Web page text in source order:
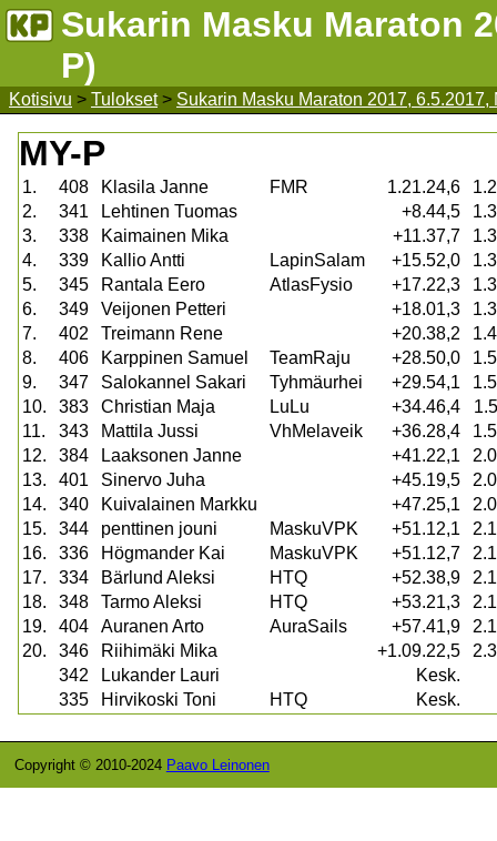
Sukarin Masku Maraton
P)
Kotisivu > Tulokset> Sukarin Masku Maraton 2017, 6.5.2017,
MY-P
1. 408 Klasila Janne FMR 1.21.24,6
2.
341 Lehtinen Tuomas +8.44,5
3.
338 Kaimainen Mika +11.37,7
4.
339 Kallio Antti LapinSalam +15.52,0
5.
345 Rantala Eero AtlasFysio +17.22,3
6.
349 Veijonen Petteri +18.01,3
7.
402 Treimann Rene +20.38,2
8.
406 Karppinen Samuel TeamRaju +28.50,0
9.
347 Salokannel Sakari Tyhmäurhei +29.54,1
10.
383 Christian Maja LuLu +34.46,4
11.
343 Mattila Jussi VhMelaveik +36.28,4
12.
384 Laaksonen Janne +41.22,1
13.
401 Sinervo Juha +45.19,5
14.
340 Kuivalainen Markku +47.25,1
15.
344 penttinen jouni MaskuVPK +51.12,1
16.
336 Högmander Kai MaskuVPK +51.12,7
17.
334 Bärlund Aleksi HTQ +52.38,9
18.
348 Tarmo Aleksi HTQ +53.21,3
19.
404 Auranen Arto AuraSails +57.41,9
20.
346 Riihimäki Mika +1.09.22,5
342
Lukander Lauri
Kesk.
335
Hirvikoski Toni HTQ Kesk.
Copyright © 2010-2024 Paavo Leinonen